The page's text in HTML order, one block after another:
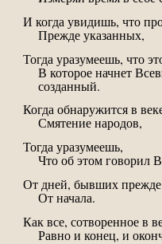
И когда увидишь, что
Прежде указанных,
Тогда уразумеешь, что
В которое начнет
созданный.
Когда обнаружится в
Смятение народов,
Тогда уразумеешь,
Что об этом говорил
От дней, бывших прежде
От начала.
Как все, сотворенное в
Равно и конец, и